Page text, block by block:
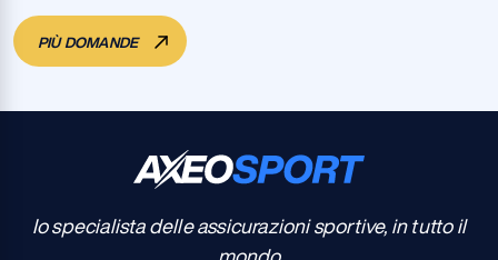
PIÙ DOMANDE
Io specialista delle assicurazioni sportive, in tutto il
mondo